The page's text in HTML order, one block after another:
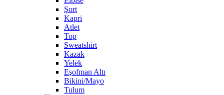
Şort
Kapri
Atlet
Top
Sweatshirt
Kazak
Yelek
Eşofman Altı
Bikini/Mayo
Tulum